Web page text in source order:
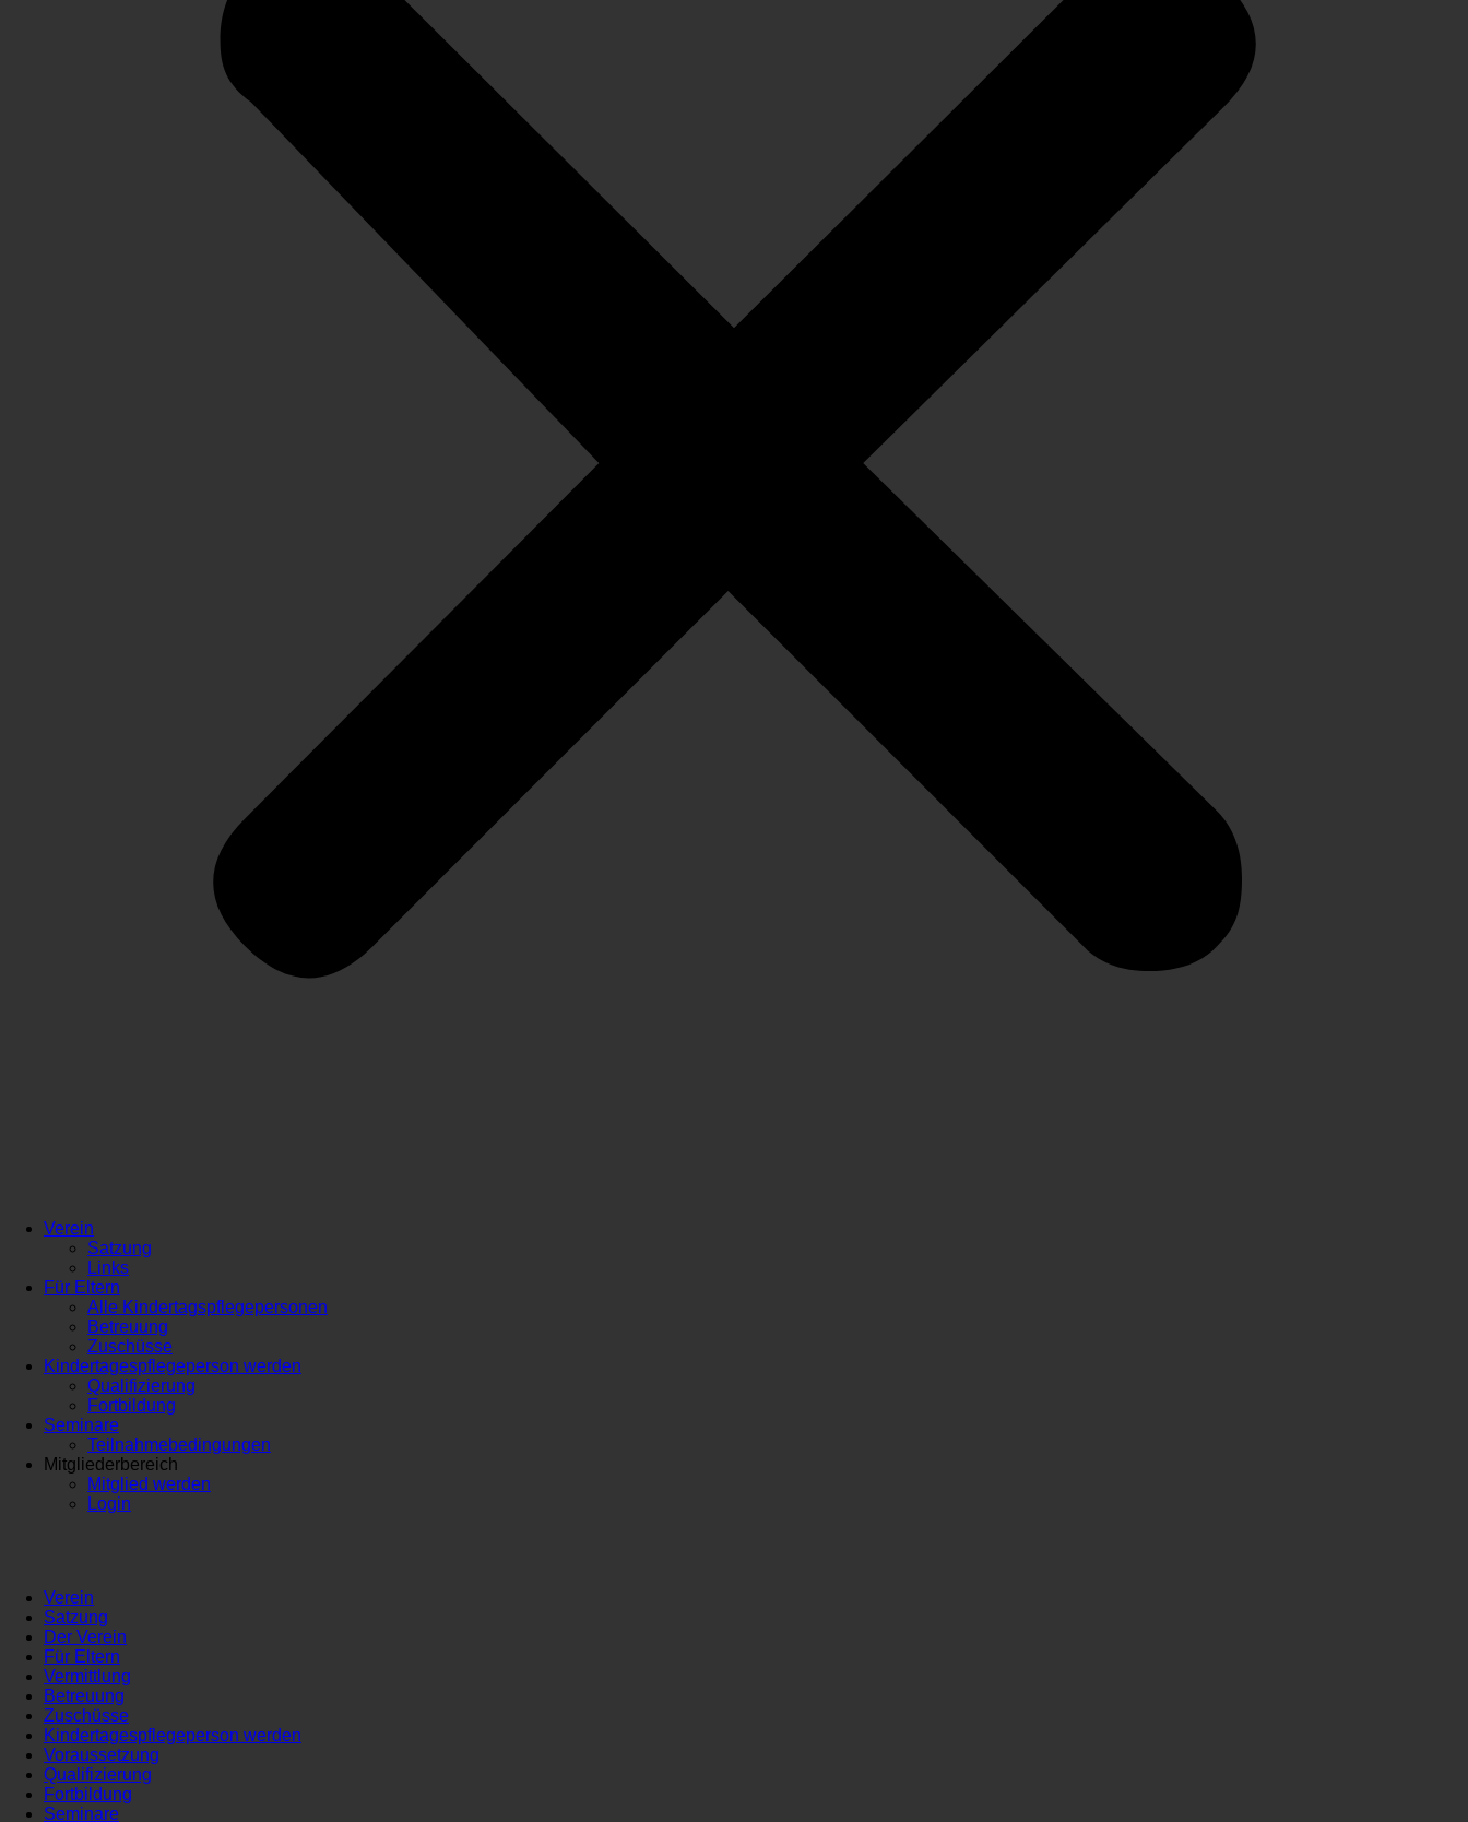
Verein
Satzung
Links
Für Eltern
Alle Kindertagspflegepersonen
Betreuung
Zuschüsse
Kindertagespflegeperson werden
Qualifizierung
Fortbildung
Seminare
Teilnahmebedingungen
Mitgliederbereich
Mitglied werden
Login
Verein
Satzung
Der Verein
Für Eltern
Vermittlung
Betreuung
Zuschüsse
Kindertagespflegeperson werden
Voraussetzung
Qualifizierung
Fortbildung
Seminare